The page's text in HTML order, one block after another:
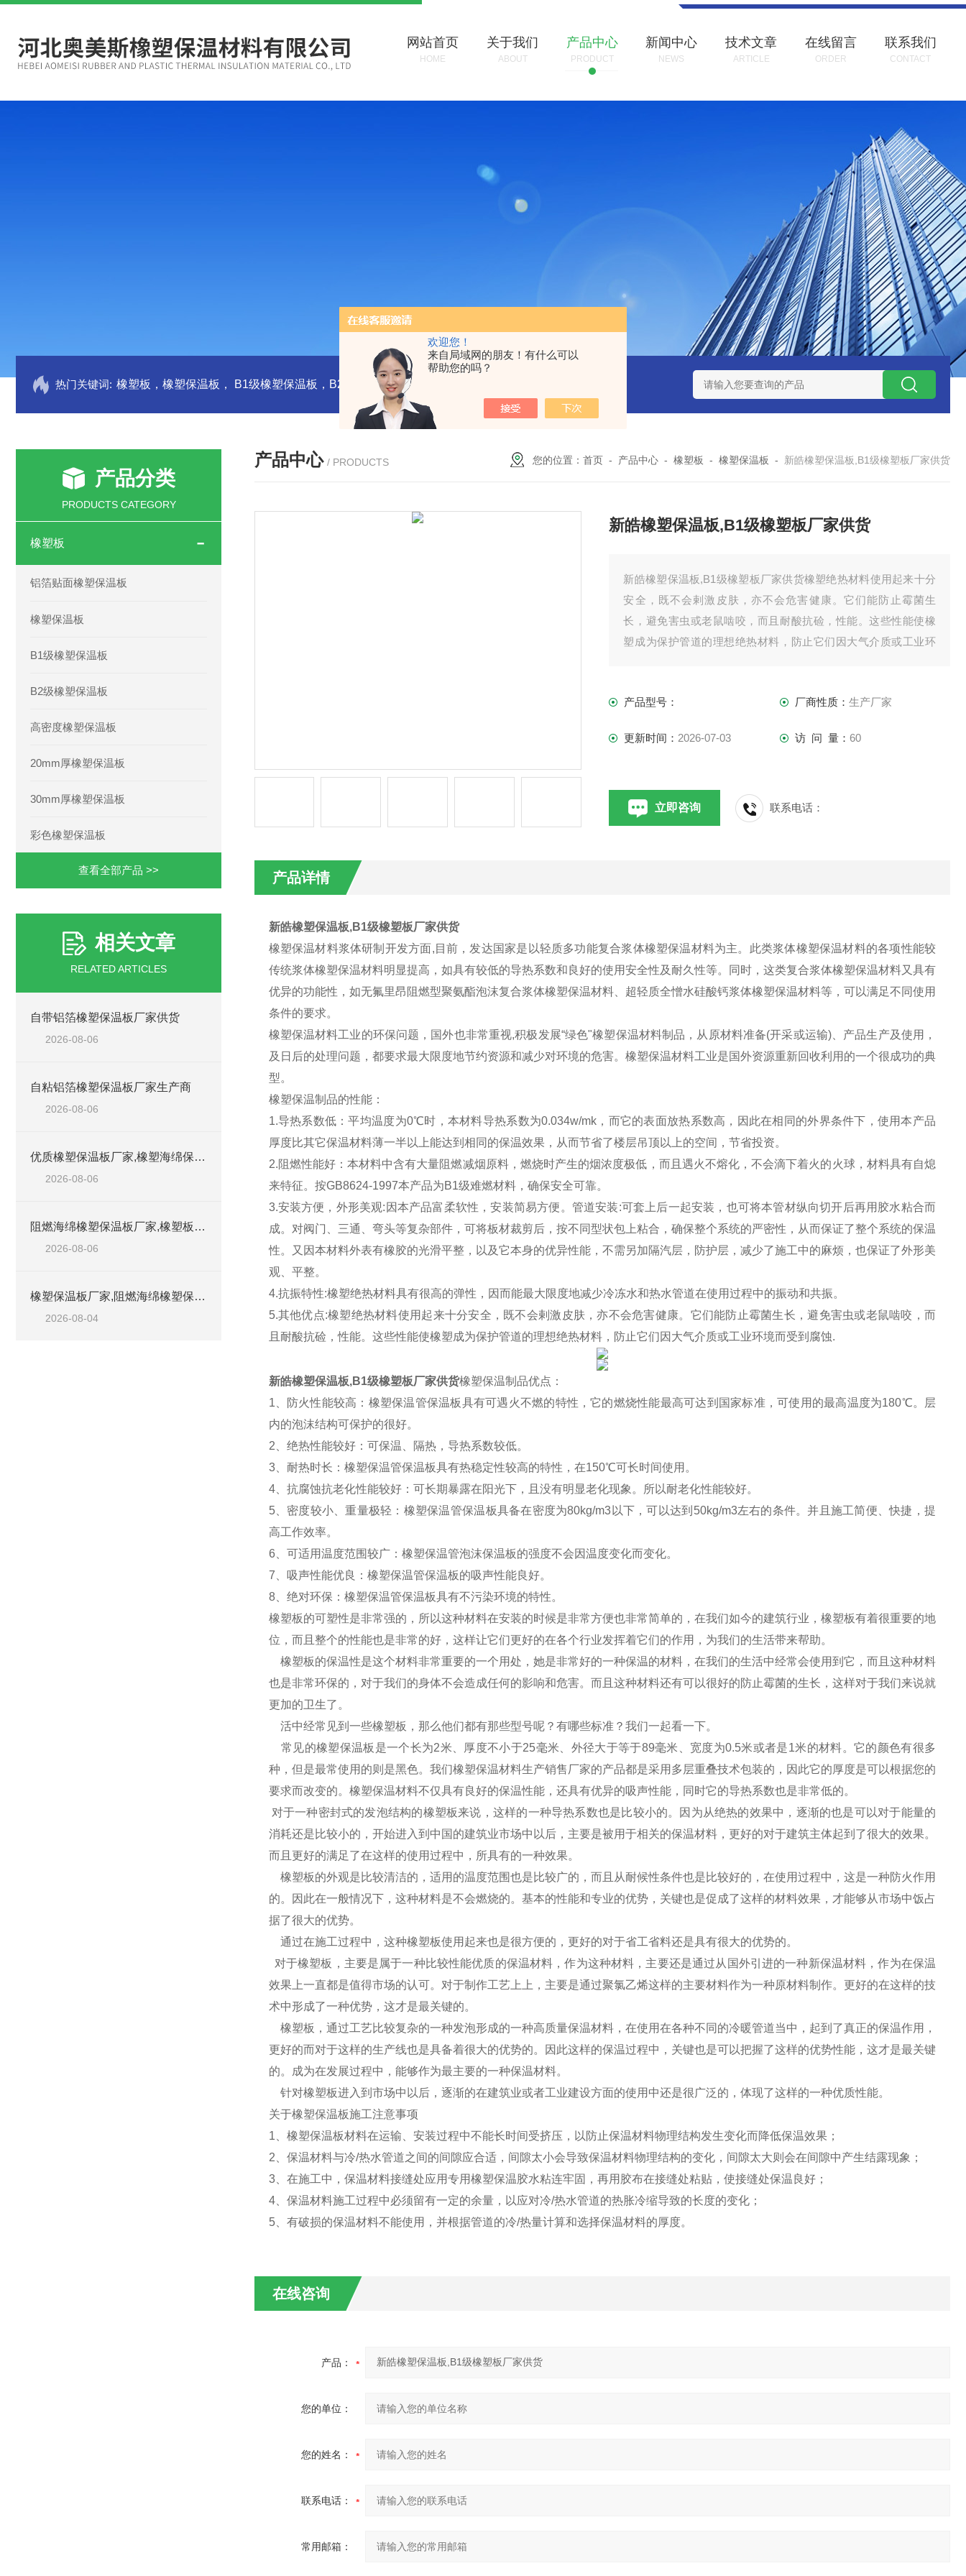
欢迎您！
来自局域网的朋友！有什么可以
帮助您的吗？
网站首页
HOME
关于我们
ABOUT
产品中心
PRODUCT
新闻中心
NEWS
技术文章
ARTICLE
在线留言
ORDER
联系我们
CONTACT
热门关键词:
产品分类
PRODUCTS CATEGORY
橡塑板
铝箔贴面橡塑保温板
橡塑保温板
B1级橡塑保温板
B2级橡塑保温板
高密度橡塑保温板
20mm厚橡塑保温板
30mm厚橡塑保温板
彩色橡塑保温板
查看全部产品 >>
相关文章
RELATED ARTICLES
自带铝箔橡塑保温板厂家供货
2026-08-06
自粘铝箔橡塑保温板厂家生产商
2026-08-06
优质橡塑保温板厂家,橡塑海绵保温材料供货商
2026-08-06
阻燃海绵橡塑保温板厂家,橡塑板厂家销售点
2026-08-06
橡塑保温板厂家,阻燃海绵橡塑保温板厂家出售
2026-08-04
产品中心 / PRODUCTS 您的位置： 首页 - 产品中心 - 橡塑板 - 橡塑保温板 - 新皓橡塑保温板,B1级橡塑板厂家供货
新皓橡塑保温板,B1级橡塑板厂家供货
新皓橡塑保温板,B1级橡塑板厂家供货橡塑绝热材料使用起来十分
安全，既不会剌激皮肤，亦不会危害健康。它们能防止霉菌生
长，避免害虫或老鼠啮咬，而且耐酸抗硷，性能。这些性能使橡
塑成为保护管道的理想绝热材料，防止它们因大气介质或工业环
产品型号： 厂商性质： 生产厂家
更新时间： 2026-07-03 访 问 量： 60
立即咨询 联系电话：
产品详情
新皓橡塑保温板,B1级橡塑板厂家供货
橡塑保温材料浆体研制开发方面,目前，发达国家是以轻质多功能复合浆体橡塑保温材料为主。此类浆体橡塑保温材料的各项性能较
传统浆体橡塑保温材料明显提高，如具有较低的导热系数和良好的使用安全性及耐久性等。同时，这类复合浆体橡塑保温材料又具有
优异的功能性，如无氟里昂阻燃型聚氨酯泡沫复合浆体橡塑保温材料、超轻质全憎水硅酸钙浆体橡塑保温材料等，可以满足不同使用
条件的要求。
橡塑保温材料工业的环保问题，国外也非常重视,积极发展“绿色"橡塑保温材料制品，从原材料准备(开采或运输)、产品生产及使用，
及日后的处理问题，都要求最大限度地节约资源和减少对环境的危害。橡塑保温材料工业是国外资源重新回收利用的一个很成功的典
型。
橡塑保温制品的性能：
1.导热系数低：平均温度为0℃时，本材料导热系数为0.034w/mk，而它的表面放热系数高，因此在相同的外界条件下，使用本产品
厚度比其它保温材料薄一半以上能达到相同的保温效果，从而节省了楼层吊顶以上的空间，节省投资。
2.阻燃性能好：本材料中含有大量阻燃减烟原料，燃烧时产生的烟浓度极低，而且遇火不熔化，不会滴下着火的火球，材料具有自熄
来特征。按GB8624-1997本产品为B1级难燃材料，确保安全可靠。
3.安装方便，外形美观:因本产品富柔软性，安装简易方便。管道安装:可套上后一起安装，也可将本管材纵向切开后再用胶水粘合而
成。对阀门、三通、弯头等复杂部件，可将板材裁剪后，按不同型状包上粘合，确保整个系统的严密性，从而保证了整个系统的保温
性。又因本材料外表有橡胶的光滑平整，以及它本身的优异性能，不需另加隔汽层，防护层，减少了施工中的麻烦，也保证了外形美
观、平整。
4.抗振特性:橡塑绝热材料具有很高的弹性，因而能最大限度地减少冷冻水和热水管道在使用过程中的振动和共振。
5.其他优点:橡塑绝热材料使用起来十分安全，既不会剌激皮肤，亦不会危害健康。它们能防止霉菌生长，避免害虫或老鼠啮咬，而
且耐酸抗硷，性能。这些性能使橡塑成为保护管道的理想绝热材料，防止它们因大气介质或工业环境而受到腐蚀.
新皓橡塑保温板,B1级橡塑板厂家供货橡塑保温制品优点：
1、防火性能较高：橡塑保温管保温板具有可遇火不燃的特性，它的燃烧性能最高可达到国家标准，可使用的最高温度为180℃。层
内的泡沫结构可保护的很好。
2、绝热性能较好：可保温、隔热，导热系数较低。
3、耐热时长：橡塑保温管保温板具有热稳定性较高的特性，在150℃可长时间使用。
4、抗腐蚀抗老化性能较好：可长期暴露在阳光下，且没有明显老化现象。所以耐老化性能较好。
5、密度较小、重量极轻：橡塑保温管保温板具备在密度为80kg/m3以下，可以达到50kg/m3左右的条件。并且施工简便、快捷，提
高工作效率。
6、可适用温度范围较广：橡塑保温管泡沫保温板的强度不会因温度变化而变化。
7、吸声性能优良：橡塑保温管保温板的吸声性能良好。
8、绝对环保：橡塑保温管保温板具有不污染环境的特性。
橡塑板的可塑性是非常强的，所以这种材料在安装的时候是非常方便也非常简单的，在我们如今的建筑行业，橡塑板有着很重要的地
位，而且整个的性能也是非常的好，这样让它们更好的在各个行业发挥着它们的作用，为我们的生活带来帮助。
橡塑板的保温性是这个材料非常重要的一个用处，她是非常好的一种保温的材料，在我们的生活中经常会使用到它，而且这种材料
也是非常环保的，对于我们的身体不会造成任何的影响和危害。而且这种材料还有可以很好的防止霉菌的生长，这样对于我们来说就
更加的卫生了。
活中经常见到一些橡塑板，那么他们都有那些型号呢？有哪些标准？我们一起看一下。
常见的橡塑保温板是一个长为2米、厚度不小于25毫米、外径大于等于89毫米、宽度为0.5米或者是1米的材料。它的颜色有很多
种，但是最常使用的则是黑色。我们橡塑保温材料生产销售厂家的产品都是采用多层重叠技术包装的，因此它的厚度是可以根据您的
要求而改变的。橡塑保温材料不仅具有良好的保温性能，还具有优异的吸声性能，同时它的导热系数也是非常低的。
对于一种密封式的发泡结构的橡塑板来说，这样的一种导热系数也是比较小的。因为从绝热的效果中，逐渐的也是可以对于能量的
消耗还是比较小的，开始进入到中国的建筑业市场中以后，主要是被用于相关的保温材料，更好的对于建筑主体起到了很大的效果。
而且更好的满足了在这样的使用过程中，所具有的一种效果。
橡塑板的外观是比较清洁的，适用的温度范围也是比较广的，而且从耐候性条件也是比较好的，在使用过程中，这是一种防火作用
的。因此在一般情况下，这种材料是不会燃烧的。基本的性能和专业的优势，关键也是促成了这样的材料效果，才能够从市场中饭占
据了很大的优势。
通过在施工过程中，这种橡塑板使用起来也是很方便的，更好的对于省工省料还是具有很大的优势的。
对于橡塑板，主要是属于一种比较性能优质的保温材料，作为这种材料，主要还是通过从国外引进的一种新保温材料，作为在保温
效果上一直都是值得市场的认可。对于制作工艺上上，主要是通过聚氯乙烯这样的主要材料作为一种原材料制作。更好的在这样的技
术中形成了一种优势，这才是最关键的。
橡塑板，通过工艺比较复杂的一种发泡形成的一种高质量保温材料，在使用在各种不同的冷暖管道当中，起到了真正的保温作用，
更好的而对于这样的生产线也是具备着很大的优势的。因此这样的保温过程中，关键也是可以把握了这样的优势性能，这才是最关键
的。成为在发展过程中，能够作为最主要的一种保温材料。
针对橡塑板进入到市场中以后，逐渐的在建筑业或者工业建设方面的使用中还是很广泛的，体现了这样的一种优质性能。
关于橡塑保温板施工注意事项
1、橡塑保温板材料在运输、安装过程中不能长时间受挤压，以防止保温材料物理结构发生变化而降低保温效果；
2、保温材料与冷/热水管道之间的间隙应合适，间隙太小会导致保温材料物理结构的变化，间隙太大则会在间隙中产生结露现象；
3、在施工中，保温材料接缝处应用专用橡塑保温胶水粘连牢固，再用胶布在接缝处粘贴，使接缝处保温良好；
4、保温材料施工过程中必须留有一定的余量，以应对冷/热水管道的热胀冷缩导致的长度的变化；
5、有破损的保温材料不能使用，并根据管道的冷/热量计算和选择保温材料的厚度。
在线咨询
产品：
您的单位：
您的姓名：
联系电话：
常用邮箱：